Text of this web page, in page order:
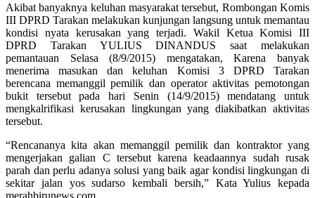
Akibat banyaknya keluhan masyarakat tersebut, Rombongan Komis
III DPRD Tarakan melakukan kunjungan langsung untuk memantau
kondisi nyata kerusakan yang terjadi. Wakil Ketua Komisi III
DPRD Tarakan YULIUS DINANDUS saat melakukan
pemantauan Selasa (8/9/2015) mengatakan, Karena banyak
menerima masukan dan keluhan Komisi 3 DPRD Tarakan
berencana memanggil pemilik dan operator aktivitas pemotongan
bukit tersebut pada hari Senin (14/9/2015) mendatang untuk
mengkalrifikasi kerusakan lingkungan yang diakibatkan aktivitas
tersebut.
“Rencananya kita akan memanggil pemilik dan kontraktor yang
mengerjakan galian C tersebut karena keadaannya sudah rusak
parah dan perlu adanya solusi yang baik agar kondisi lingkungan di
sekitar jalan yos sudarso kembali bersih,” Kata Yulius kepada
merahbirunews.com